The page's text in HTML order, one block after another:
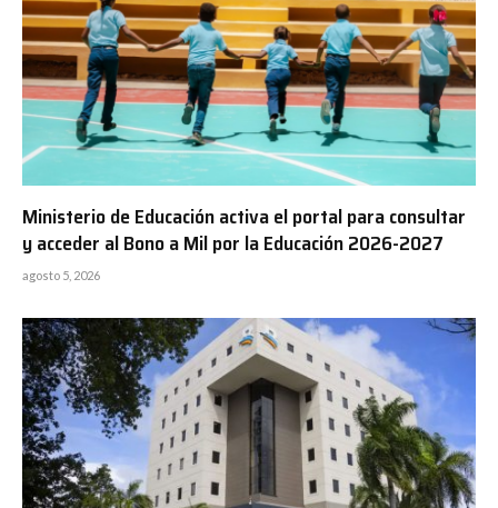
Ministerio de Educación activa el portal para consultar
y acceder al Bono a Mil por la Educación 2026-2027
agosto 5, 2026